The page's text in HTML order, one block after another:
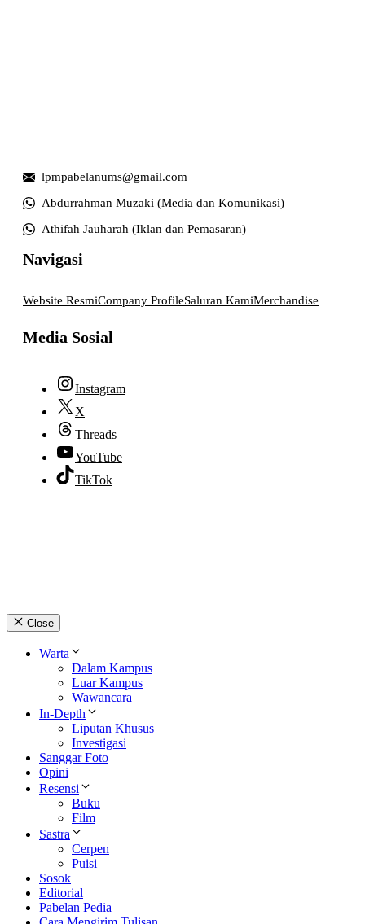
lpmpabelanums@gmail.com
Abdurrahman Muzaki (Media dan Komunikasi)
Athifah Jauharah (Iklan dan Pemasaran)
Navigasi
Website ResmiCompany ProfileSaluran KamiMerchandise
Media Sosial
Instagram
X
Threads
YouTube
TikTok
Close
Warta
Dalam Kampus
Luar Kampus
Wawancara
In-Depth
Liputan Khusus
Investigasi
Sanggar Foto
Opini
Resensi
Buku
Film
Sastra
Cerpen
Puisi
Sosok
Editorial
Pabelan Pedia